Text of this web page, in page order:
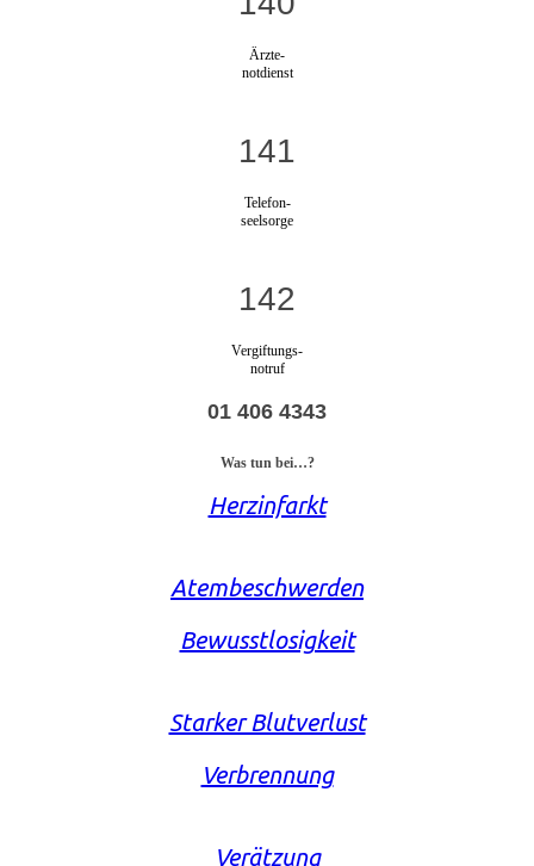
Ärzte-
notdienst
141
Telefon-
seelsorge
142
Vergiftungs-
notruf
01 406 4343
Was tun bei…?
Herzinfarkt
Atembeschwerden
Bewusstlosigkeit
Starker Blutverlust
Verbrennung
Verätzung